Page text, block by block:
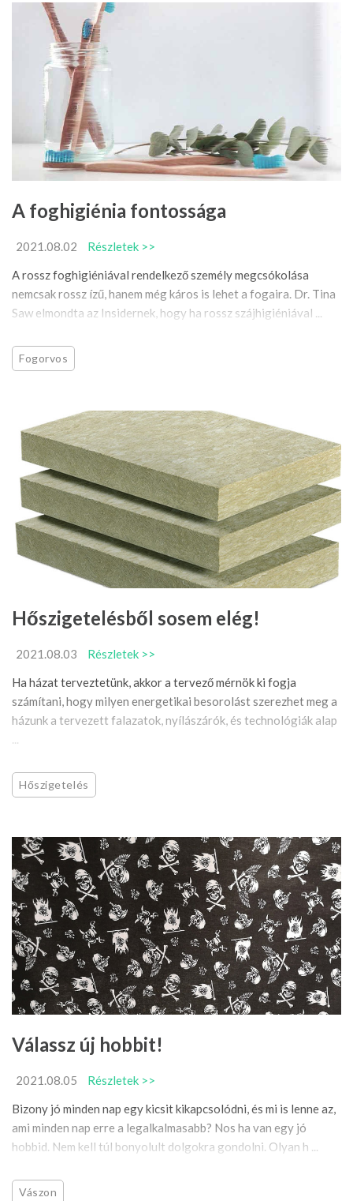
A foghigiénia fontossága
2021.08.02
Részletek >>
A rossz foghigiéniával rendelkező személy megcsókolása
nemcsak rossz ízű, hanem még káros is lehet a fogaira. Dr. Tina
Saw elmondta az Insidernek, hogy ha rossz szájhigiéniával ...
Fogorvos
Hőszigetelésből sosem elég!
2021.08.03
Részletek >>
Ha házat terveztetünk, akkor a tervező mérnök ki fogja
számítani, hogy milyen energetikai besorolást szerezhet meg a
házunk a tervezett falazatok, nyílászárók, és technológiák alap
...
Hőszigetelés
Válassz új hobbit!
2021.08.05
Részletek >>
Bizony jó minden nap egy kicsit kikapcsolódni, és mi is lenne az,
ami minden nap erre a legalkalmasabb? Nos ha van egy jó
hobbid. Nem kell túl bonyolult dolgokra gondolni. Olyan h ...
Vászon